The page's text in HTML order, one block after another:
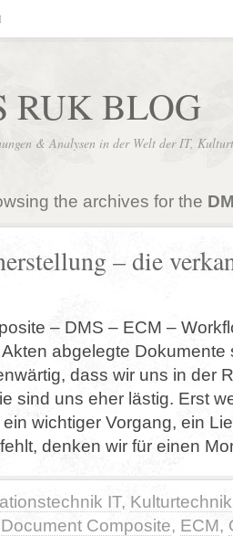
RUK BLOG
& Analysen in der Welt der IT,
the archives for the
– die
– DMS – ECM –
abgelegte Dokumente
dass wir uns in der
sind uns eher lästig. Erst
wichtiger Vorgang, ein
denken wir für einen
IT, Kulturtechnik
Document Composite, ECM,